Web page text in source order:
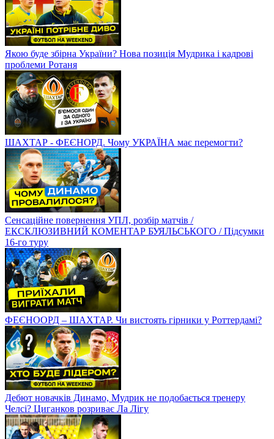
Якою буде збірна України? Нова позиція Мудрика і кадрові
проблеми Ротаня
ШАХТАР - ФЕЄНОРД. Чому УКРАЇНА має перемогти?
Сенсаційне повернення УПЛ, розбір матчів /
ЕКСКЛЮЗИВНИЙ КОМЕНТАР БУЯЛЬСЬКОГО / Підсумки
16-го туру
ФЕЄНООРД – ШАХТАР. Чи вистоять гірники у Роттердамі?
Дебют новачків Динамо, Мудрик не подобається тренеру
Челсі? Циганков розриває Ла Лігу